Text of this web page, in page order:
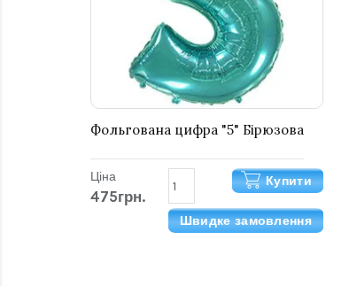
Фольгована цифра "5" Бірюзова
Ціна
475грн.
Купити
Швидке замовлення